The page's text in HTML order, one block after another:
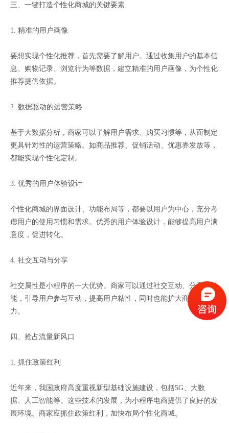
三、一键打造个性化商城的关键要素
1. 精准的用户画像
要想实现个性化推荐，首先需要了解用户。通过收集用户的基本信
息、购物记录、浏览行为等数据，建立精准的用户画像，为个性化
推荐提供依据。
2. 数据驱动的运营策略
基于大数据分析，商家可以了解用户需求、购买习惯等，从而制定
更具针对性的运营策略。如商品推荐、促销活动、优惠券发放等，
都能实现个性化定制。
3. 优秀的用户体验设计
个性化商城的界面设计、功能布局等，都要以用户为中心，充分考
虑用户的使用习惯和需求。优秀的用户体验设计，能够提高用户满
意度，促进转化。
4. 社交互动与分享
社交属性是小程序的一大优势。商家可以通过社交互动、分享等功
能，引导用户参与互动，提高用户粘性，同时也能扩大商城的影响
力。
四、抢占流量新风口
1. 抓住政策红利
近年来，我国政府高度重视新型基础设施建设，包括5G、大数
据、人工智能等。这些技术的发展，为小程序电商提供了良好的发
展环境。商家应抓住政策红利，加快布局个性化商城。